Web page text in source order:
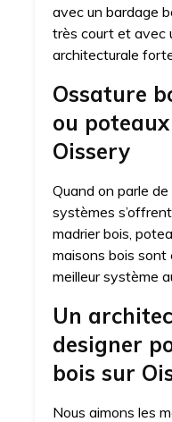
avec un bardage
très court et avec
architecturale
Ossature
ou
Oissery
Quand on parle
systèmes
madrier bois,
maisons bois sont
meilleur système
Un
designer
bois sur
Nous aimons les